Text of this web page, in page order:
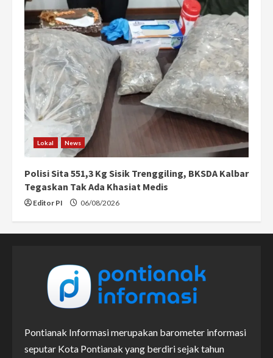
Lokal News
Polisi Sita 551,3 Kg Sisik Trenggiling, BKSDA Kalbar
Tegaskan Tak Ada Khasiat Medis
Editor PI 06/08/2026
Pontianak Informasi merupakan barometer informasi
seputar Kota Pontianak yang berdiri sejak tahun